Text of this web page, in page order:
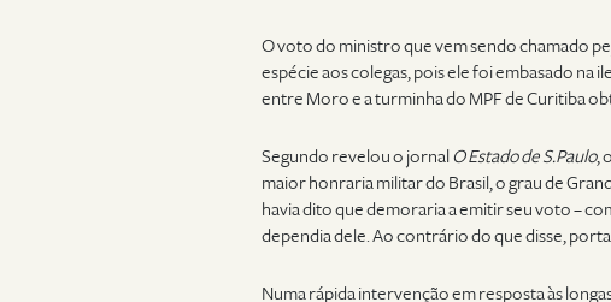
O voto do ministro que vem sendo chamado
espécie aos colegas, pois ele foi embasado na
entre Moro e a turminha do MPF de Curitiba
Segundo revelou o jornal O Estado de S.Paulo,
maior honraria militar do Brasil, o grau de
havia dito que demoraria a emitir seu voto –
dependia dele. Ao contrário do que disse,
Numa rápida intervenção em resposta às